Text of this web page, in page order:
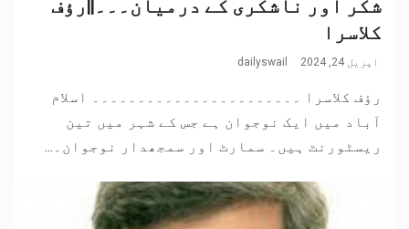
شکر اور ناشکری کے درمیان۔۔۔||رؤف
کلاسرا
اپریل 24, 2024 dailyswail
رؤف کلاسرا ۔۔۔۔۔۔۔۔۔۔۔۔۔۔۔۔۔۔۔۔۔۔۔ اسلام
آباد میں ایک نوجوان ہے جس کے شہر میں تین
ریسٹورنٹ ہیں۔ سمارٹ اور سمجھدار نوجوان۔...